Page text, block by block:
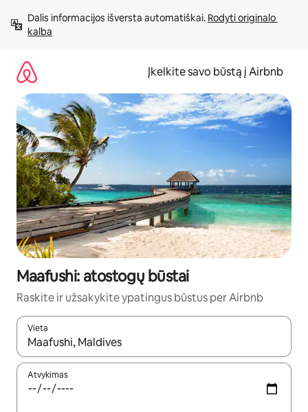
prie
turinio
Dalis informacijos išversta automatiškai. Rodyti originalo
kalba
Įkelkite savo būstą į Airbnb
Maafushi: atostogų būstai
Raskite ir užsakykite ypatingus būstus per Airbnb
Vieta
Kai pasirodys paieškos rezultatai, juos naršyti galite
Atvykimas